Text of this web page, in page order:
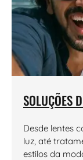
SOLUÇÕES
Desde lentes
luz, até
estilos da